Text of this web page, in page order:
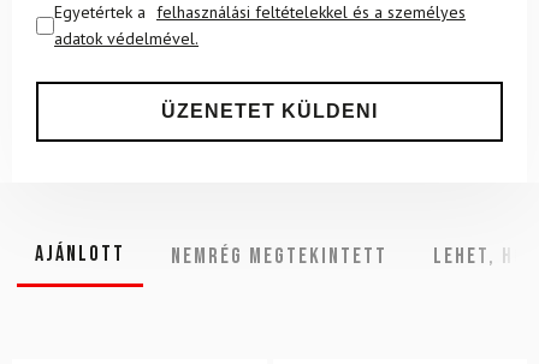
Egyetértek a felhasználási feltételekkel és a személyes
adatok védelmével.
Ajánlott NEMRÉG MEGTEKINTETT Lehet,